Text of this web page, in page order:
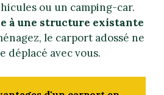
ou un camping-car.
à une structure existante
le carport adossé ne
déplacé avec vous.